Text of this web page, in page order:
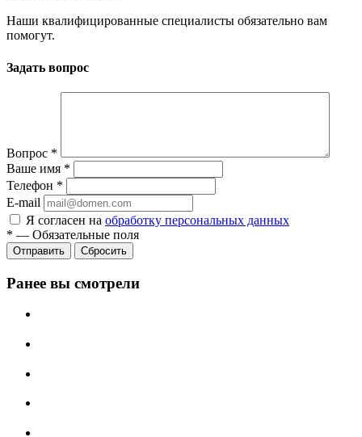
Наши квалифицированные специалисты обязательно вам
помогут.
Задать вопрос
Вопрос *
Ваше имя *
Телефон *
E-mail
Я согласен на обработку персональных данных
* — Обязательные поля
Сбросить
Ранее вы смотрели